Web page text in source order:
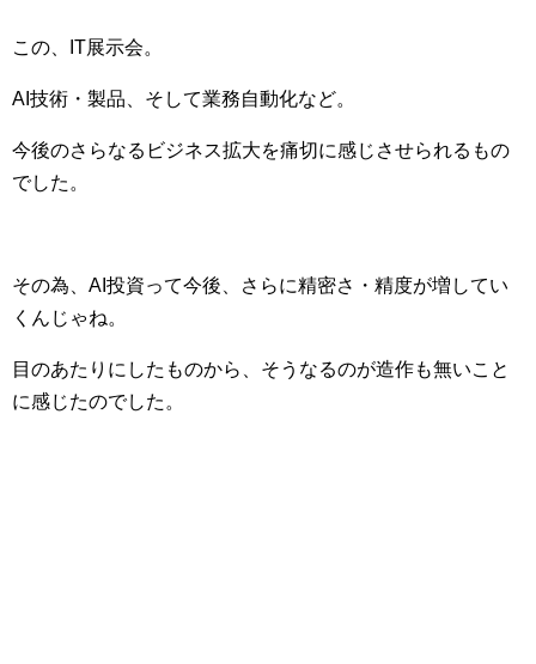
この、IT展示会。
AI技術・製品、そして業務自動化など。
今後のさらなるビジネス拡大を痛切に感じさせられるもの
でした。
その為、AI投資って今後、さらに精密さ・精度が増してい
くんじゃね。
目のあたりにしたものから、そうなるのが造作も無いこと
に感じたのでした。